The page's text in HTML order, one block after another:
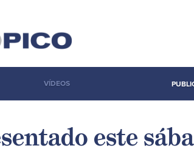
VÍDEOS
este